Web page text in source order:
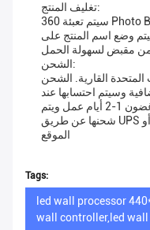
تغليف المنتج:
سيتم تعبئة 360 Photo Booth في صندوق كرتوني صلب مع
وضع اسم المنتج على
الشحن:
القارية. الشحن
وسيتم احتسابها عند
الخروج.سيتم معالجة الطلبات في غضون 1-2 أيام عمل ويتم
شحنها عن طريق UPS أو FedEx-أوقات التسليم تختلف حسب
الموقع
Tags:
led wall processor
wall controller,led wall